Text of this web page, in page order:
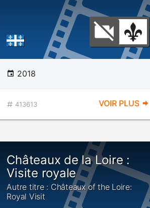
2018
413613 VOIR PLUS
Châteaux de la Loire :
Visite royale
Autre titre : Châteaux of the Loire:
Royal Visit